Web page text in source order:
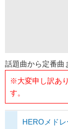
話題曲から定番曲
※大変申し訳あ
す。
HEROメドレ